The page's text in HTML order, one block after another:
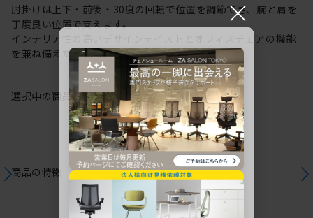
肘掛けは上下・前後・30度の回転で位置を調節でき、腕と肩を
丁度良い位置で支えます。
インテリア性の高いデザインテイストとオフィスチェアの機能
を兼ね備えた在宅ワークにも最適なチェアです。
選択中の商品情報保証注意事項
商品の特徴
×